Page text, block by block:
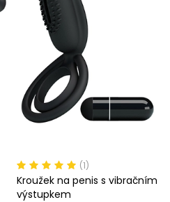
(1)
Kroužek na penis s vibračním
výstupkem